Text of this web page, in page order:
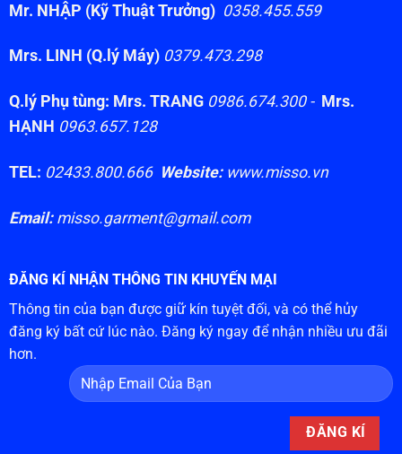
Mr. NHẬP (Kỹ Thuật Trưởng) 0358.455.559
Mrs. LINH (Q.lý Máy) 0379.473.298
Q.lý Phụ tùng: Mrs. TRANG 0986.674.300 - Mrs.
HẠNH 0963.657.128
TEL: 02433.800.666 Website:www.misso.vn
Email:misso.garment@gmail.com
ĐĂNG KÍ NHẬN THÔNG TIN KHUYẾN MẠI
Thông tin của bạn được giữ kín tuyệt đối, và có thể hủy
đăng ký bất cứ lúc nào. Đăng ký ngay để nhận nhiều ưu đãi
hơn.